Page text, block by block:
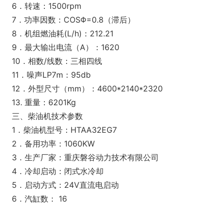
6．转速：1500rpm
7．功率因数：COSΦ=0.8（滞后）
8．机组燃油耗(L/h)：212.21
9．最大输出电流（A）：1620
10．相数/线数：三相四线
11．噪声LP7m：95db
12．外型尺寸（mm）：4600*2140*2320
13. 重量：6201Kg
三、柴油机技术参数
1．柴油机型号：HTAA32EG7
2．备用功率：1060KW
3．生产厂家：重庆磐谷动力技术有限公司
4．冷却启动：闭式水冷却
5．启动方式：24V直流电启动
6．汽缸数： 16